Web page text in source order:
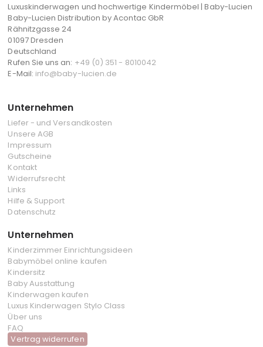
Luxuskinderwagen und hochwertige Kindermöbel | Baby-Lucien
Baby-Lucien Distribution by Acontac GbR
Rähnitzgasse 24
01097 Dresden
Deutschland
Rufen Sie uns an: +49 (0) 351 - 8010042
E-Mail: info@baby-lucien.de
Unternehmen
Liefer - und Versandkosten
Unsere AGB
Impressum
Gutscheine
Kontakt
Widerrufsrecht
Links
Hilfe & Support
Datenschutz
Unternehmen
Kinderzimmer Einrichtungsideen
Babymöbel online kaufen
Kindersitz
Baby Ausstattung
Kinderwagen kaufen
Luxus Kinderwagen Stylo Class
Über uns
FAQ
Vertrag widerrufen